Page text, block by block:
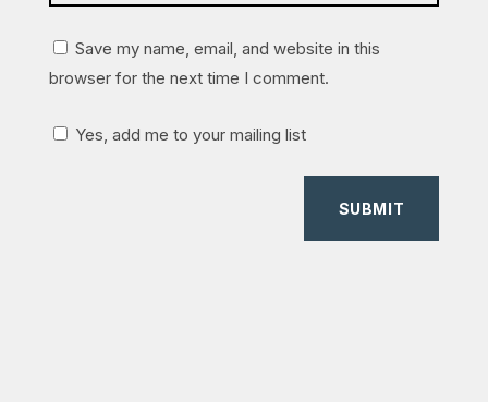
Save my name, email, and website in this
browser for the next time I comment.
Yes, add me to your mailing list
SUBMIT